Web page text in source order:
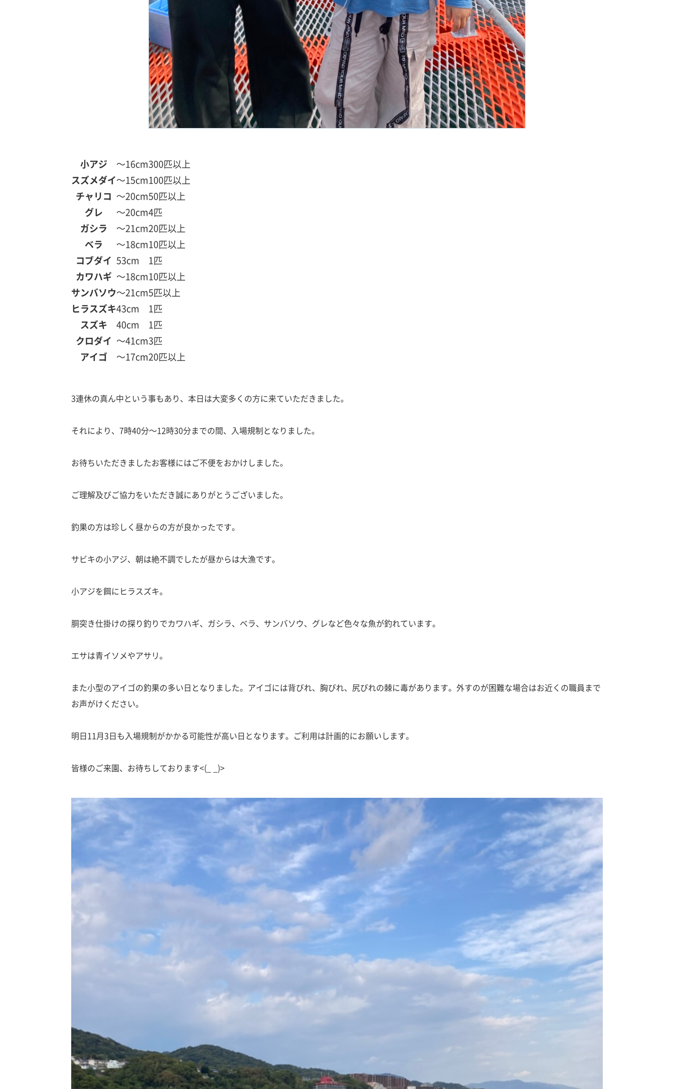
小アジ ～16cm300匹以上
スズメダイ～15cm100匹以上
チャリコ ～20cm50匹以上
グレ
～20cm4匹
ガシラ
～21cm20匹以上
ベラ
～18cm10匹以上
コブダイ 53cm
1匹
カワハギ ～18cm10匹以上
サンバソウ～21cm5匹以上
ヒラスズキ43cm
1匹
スズキ
40cm
1匹
クロダイ ～41cm3匹
アイゴ
～17cm20匹以上
3連休の真ん中という事もあり、本日は大変多くの方に来ていただきました。
それにより、7時40分～12時30分までの間、入場規制となりました。
お待ちいただきましたお客様にはご不便をおかけしました。
ご理解及びご協力をいただき誠にありがとうございました。
釣果の方は珍しく昼からの方が良かったです。
サビキの小アジ、朝は絶不調でしたが昼からは大漁です。
小アジを餌にヒラスズキ。
胴突き仕掛けの探り釣りでカワハギ、ガシラ、ベラ、サンバソウ、グレなど色々な魚が釣れています。
エサは青イソメやアサリ。
また小型のアイゴの釣果の多い日となりました。アイゴには背びれ、胸びれ、尻びれの棘に毒があります。外すのが困難な場合はお近くの職員まで
お声がけください。
明日11月3日も入場規制がかかる可能性が高い日となります。ご利用は計画的にお願いします。
皆様のご来園、お待ちしております<(_ _)>